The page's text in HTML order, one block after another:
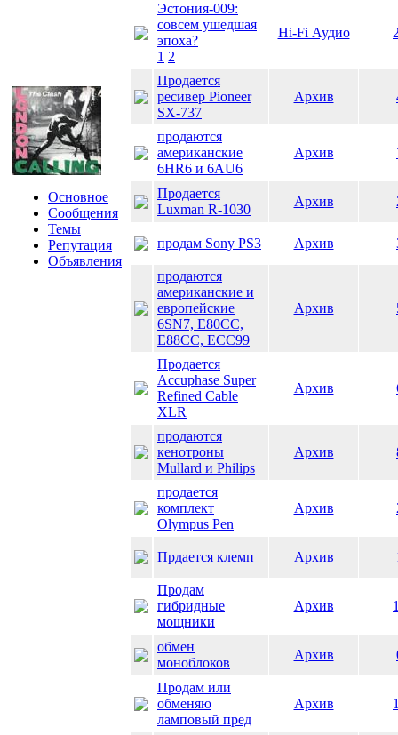
Основное
Сообщения
Темы
Репутация
Объявления
Эстония-009:
совсем ушедшая
эпоха?
1 2
Hi-Fi Аудио
Продается
ресивер Pioneer
SX-737
Архив
продаются
американские
6HR6 и 6AU6
Архив
Продается
Luxman R-1030
Архив
продам Sony PS3 Архив
продаются
американские и
европейские
6SN7, E80CC,
E88CC, ECC99
Архив
Продается
Accuphase Super
Refined Cable
XLR
Архив
продаются
кенотроны
Mullard и Philips
Архив
продается
комплект
Olympus Pen
Архив
Прдается клемп Архив
Продам
гибридные
мощники
Архив
обмен
моноблоков
Архив
Продам или
обменяю
ламповый пред
Архив